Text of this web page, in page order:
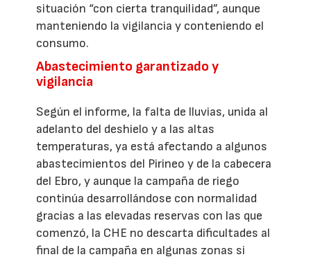
situación “con cierta tranquilidad”, aunque
manteniendo la vigilancia y conteniendo el
consumo.
Abastecimiento garantizado y
vigilancia
Según el informe, la falta de lluvias, unida al
adelanto del deshielo y a las altas
temperaturas, ya está afectando a algunos
abastecimientos del Pirineo y de la cabecera
del Ebro, y aunque la campaña de riego
continúa desarrollándose con normalidad
gracias a las elevadas reservas con las que
comenzó, la CHE no descarta dificultades al
final de la campaña en algunas zonas si